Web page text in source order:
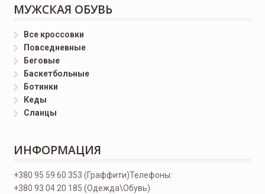
МУЖСКАЯ ОБУВЬ
Все кроссовки
Повседневные
Беговые
Баскетбольные
Ботинки
Кеды
Сланцы
ИНФОРМАЦИЯ
Телефоны:
+380 95 59 60 353 (Граффити)
+380 93 04 20 185 (Одежда\Обувь)